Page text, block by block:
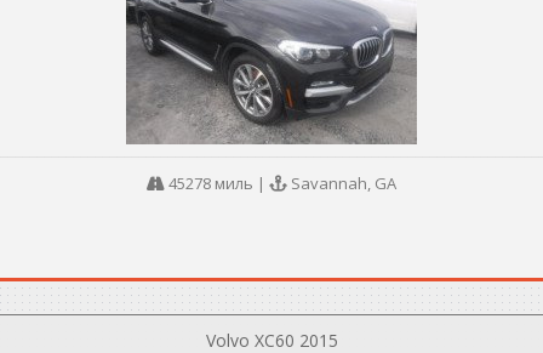
45278 миль | Savannah, GA
Volvo XC60 2015